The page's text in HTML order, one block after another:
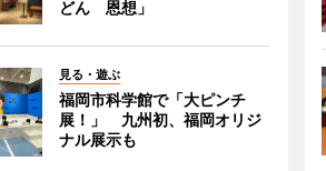
どん 恩想」
見る・遊ぶ
福岡市科学館で「大ピンチ
展！」 九州初、福岡オリジ
ナル展示も